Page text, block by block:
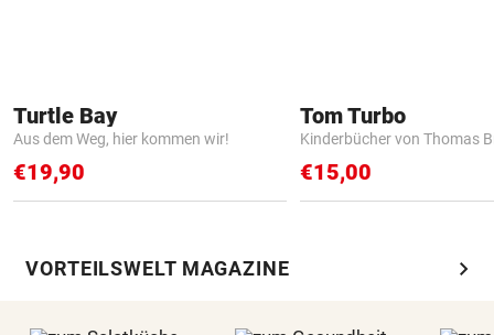
Turtle Bay
Aus dem Weg, hier kommen wir!
€19,90
Tom Turbo
Kinderbücher von Thomas
€15,00
VORTEILSWELT MAGAZINE chevron_right